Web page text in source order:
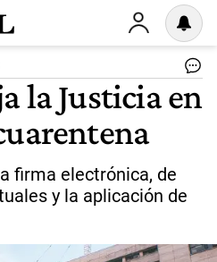
la Justicia en
firma electrónica, de
y la aplicación de